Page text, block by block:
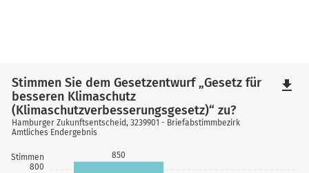
800
Stimmen 850
Stimmen Sie dem Gesetzentwurf „Gesetz für
besseren Klimaschutz
(Klimaschutzverbesserungsgesetz)“ zu?
Hamburger Zukunftsentscheid, 3239901 - Briefabstimmbezirk
Amtliches Endergebnis
file_download